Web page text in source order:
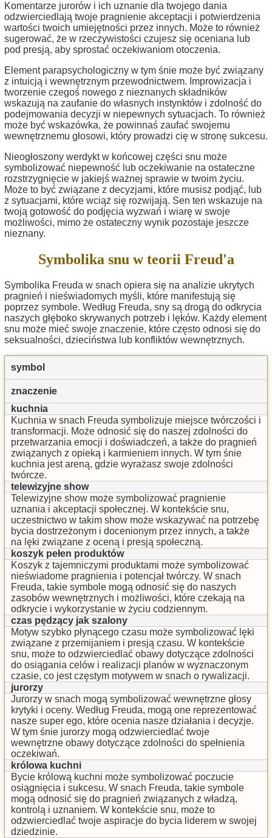
Komentarze jurorów i ich uznanie dla twojego dania
odzwierciedlają twoje pragnienie akceptacji i potwierdzenia
wartości twoich umiejętności przez innych. Może to również
sugerować, że w rzeczywistości czujesz się oceniana lub
pod presją, aby sprostać oczekiwaniom otoczenia.
Element parapsychologiczny w tym śnie może być związany
z intuicją i wewnętrznym przewodnictwem. Improwizacja i
tworzenie czegoś nowego z nieznanych składników
wskazują na zaufanie do własnych instynktów i zdolność do
podejmowania decyzji w niepewnych sytuacjach. To również
może być wskazówka, że powinnaś zaufać swojemu
wewnętrznemu głosowi, który prowadzi cię w stronę sukcesu.
Nieogłoszony werdykt w końcowej części snu może
symbolizować niepewność lub oczekiwanie na ostateczne
rozstrzygnięcie w jakiejś ważnej sprawie w twoim życiu.
Może to być związane z decyzjami, które musisz podjąć, lub
z sytuacjami, które wciąż się rozwijają. Sen ten wskazuje na
twoją gotowość do podjęcia wyzwań i wiarę w swoje
możliwości, mimo że ostateczny wynik pozostaje jeszcze
nieznany.
Symbolika snu w teorii Freud'a
Symbolika Freuda w snach opiera się na analizie ukrytych
pragnień i nieświadomych myśli, które manifestują się
poprzez symbole. Według Freuda, sny są drogą do odkrycia
naszych głęboko skrywanych potrzeb i lęków. Każdy element
snu może mieć swoje znaczenie, które często odnosi się do
seksualności, dzieciństwa lub konfliktów wewnętrznych.
symbol
znaczenie
kuchnia
Kuchnia w snach Freuda symbolizuje miejsce twórczości i
transformacji. Może odnosić się do naszej zdolności do
przetwarzania emocji i doświadczeń, a także do pragnień
związanych z opieką i karmieniem innych. W tym śnie
kuchnia jest areną, gdzie wyrażasz swoje zdolności
twórcze.
telewizyjne show
Telewizyjne show może symbolizować pragnienie
uznania i akceptacji społecznej. W kontekście snu,
uczestnictwo w takim show może wskazywać na potrzebę
bycia dostrzeżonym i docenionym przez innych, a także
na lęki związane z oceną i presją społeczną.
koszyk pełen produktów
Koszyk z tajemniczymi produktami może symbolizować
nieświadome pragnienia i potencjał twórczy. W snach
Freuda, takie symbole mogą odnosić się do naszych
zasobów wewnętrznych i możliwości, które czekają na
odkrycie i wykorzystanie w życiu codziennym.
czas pędzący jak szalony
Motyw szybko płynącego czasu może symbolizować lęki
związane z przemijaniem i presją czasu. W kontekście
snu, może to odzwierciedlać obawy dotyczące zdolności
do osiągania celów i realizacji planów w wyznaczonym
czasie, co jest częstym motywem w snach o rywalizacji.
jurorzy
Jurorzy w snach mogą symbolizować wewnętrzne głosy
krytyki i oceny. Według Freuda, mogą one reprezentować
nasze super ego, które ocenia nasze działania i decyzje.
W tym śnie jurorzy mogą odzwierciedlać twoje
wewnętrzne obawy dotyczące zdolności do spełnienia
oczekiwań.
królowa kuchni
Bycie królową kuchni może symbolizować poczucie
osiągnięcia i sukcesu. W snach Freuda, takie symbole
mogą odnosić się do pragnień związanych z władzą,
kontrolą i uznaniem. W kontekście snu, może to
odzwierciedlać twoje aspiracje do bycia liderem w swojej
dziedzinie.